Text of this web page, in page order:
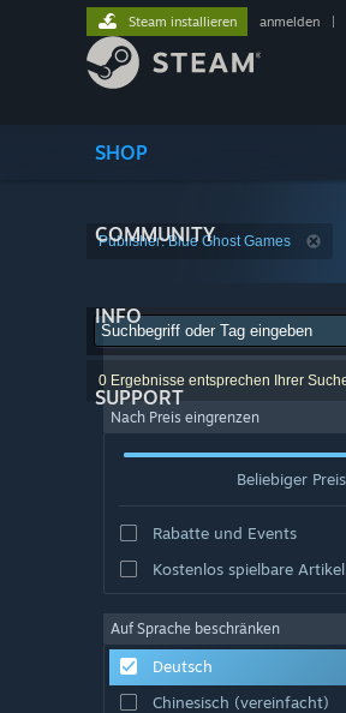
SHOP
COMMUNITY
INFO
SUPPORT
Steam installieren anmelden
Publisher: Blue Ghost Games
0 Ergebnisse entsprechen Ihrer
Nach Preis eingrenzen
Beliebiger Preis
Rabatte und Events
Kostenlos spielbare
Auf Sprache beschränken
Deutsch
Chinesisch (vereinfacht)